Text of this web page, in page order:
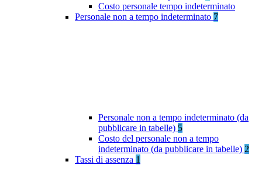
Costo personale tempo indeterminato
Personale non a tempo indeterminato 7
Personale non a tempo indeterminato (da
pubblicare in tabelle) 5
Costo del personale non a tempo
indeterminato (da pubblicare in tabelle) 2
Tassi di assenza 1